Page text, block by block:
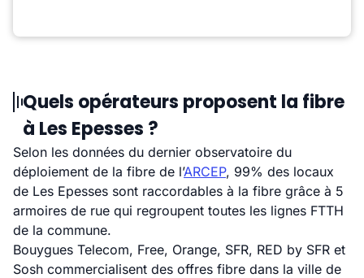
Quels opérateurs proposent la fibre
à Les Epesses ?
Selon les données du dernier observatoire du
déploiement de la fibre de l’ARCEP, 99% des locaux
de Les Epesses sont raccordables à la fibre grâce à 5
armoires de rue qui regroupent toutes les lignes FTTH
de la commune.
Bouygues Telecom, Free, Orange, SFR, RED by SFR et
Sosh commercialisent des offres fibre dans la ville de